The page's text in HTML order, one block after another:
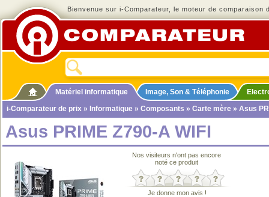
Bienvenue sur i-Comparateur, le moteur de comparaison
Matériel informatique Image, Son & Téléphonie
i-Comparateur de prix » Informatique » Composants » Carte mère » Asus
Asus PRIME Z790-A WIFI
Nos visiteurs n'ont pas encore
noté ce produit
Je donne mon avis !